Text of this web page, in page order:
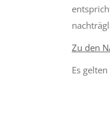
Zu den
Es